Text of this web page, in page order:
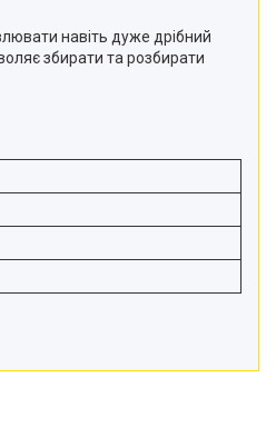
навіть дуже дрібний
збирати та розбирати